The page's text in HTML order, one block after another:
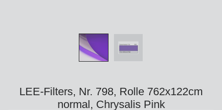
LEE-Filters, Nr. 798, Rolle 762x122cm
normal, Chrysalis Pink